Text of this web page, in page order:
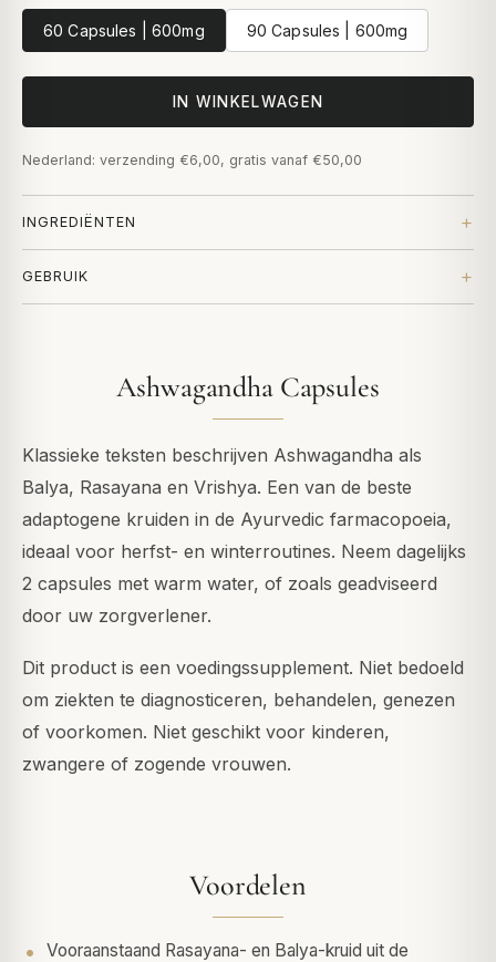
60 Capsules | 600mg 90 Capsules | 600mg
IN WINKELWAGEN
Nederland: verzending €6,00, gratis vanaf €50,00
INGREDIËNTEN
GEBRUIK
Ashwagandha Capsules
Klassieke teksten beschrijven Ashwagandha als
Balya, Rasayana en Vrishya. Een van de beste
adaptogene kruiden in de Ayurvedic farmacopoeia,
ideaal voor herfst- en winterroutines. Neem dagelijks
2 capsules met warm water, of zoals geadviseerd
door uw zorgverlener.
Dit product is een voedingssupplement. Niet bedoeld
om ziekten te diagnosticeren, behandelen, genezen
of voorkomen. Niet geschikt voor kinderen,
zwangere of zogende vrouwen.
Voordelen
Vooraanstaand Rasayana- en Balya-kruid uit de